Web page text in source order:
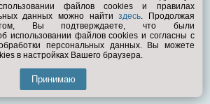
файлов cookies и правилах
данных можно найтиздесь. Продолжая
Вы подтверждаете, что были
использовании файлов cookies и согласны с
персональных данных. Вы можете
в настройках Вашего браузера.
Принимаю